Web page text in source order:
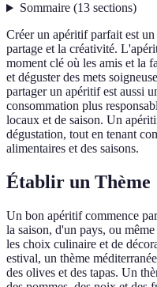
Sommaire(13 sections)
Créer un apéritif parfait est
partage et la créativité.
moment clé où les amis et la
et déguster des mets
partager un apéritif est aussi
consommation plus
locaux et de saison. Un
dégustation, tout en tenant
alimentaires et des saisons.
Établir un Thème
Un bon apéritif commence
la saison, d'un pays, ou
les choix culinaire et de
estival, un thème
des olives et des tapas. Un